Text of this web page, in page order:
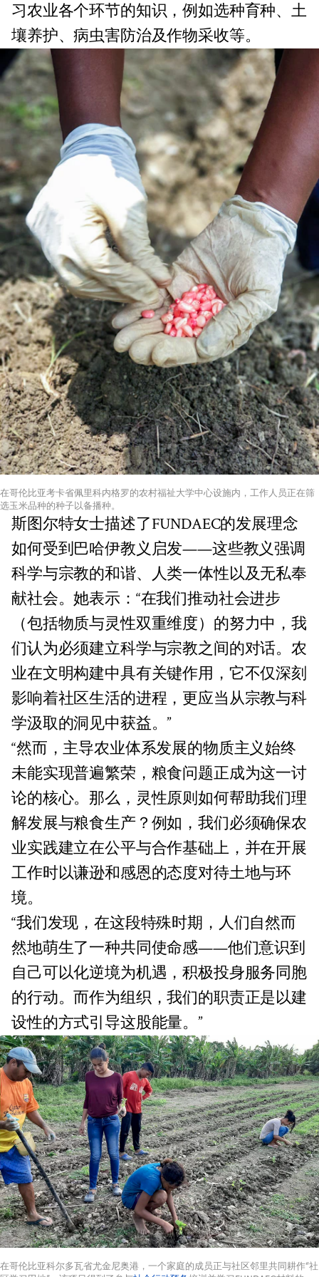
习农业各个环节的知识，例如选种育种、土
壤养护、病虫害防治及作物采收等。
在哥伦比亚考卡省佩里科内格罗的农村福祉大学中心设施内，工作人员正在筛
选玉米品种的种子以备播种。
斯图尔特女士描述了FUNDAEC的发展理念
如何受到巴哈伊教义启发——这些教义强调
科学与宗教的和谐、人类一体性以及无私奉
献社会。她表示：“在我们推动社会进步
（包括物质与灵性双重维度）的努力中，我
们认为必须建立科学与宗教之间的对话。农
业在文明构建中具有关键作用，它不仅深刻
影响着社区生活的进程，更应当从宗教与科
学汲取的洞见中获益。”
“然而，主导农业体系发展的物质主义始终
未能实现普遍繁荣，粮食问题正成为这一讨
论的核心。那么，灵性原则如何帮助我们理
解发展与粮食生产？例如，我们必须确保农
业实践建立在公平与合作基础上，并在开展
工作时以谦逊和感恩的态度对待土地与环
境。
“我们发现，在这段特殊时期，人们自然而
然地萌生了一种共同使命感——他们意识到
自己可以化逆境为机遇，积极投身服务同胞
的行动。而作为组织，我们的职责正是以建
设性的方式引导这股能量。”
在哥伦比亚科尔多瓦省尤金尼奥港，一个家庭的成员正与社区邻里共同耕作“社